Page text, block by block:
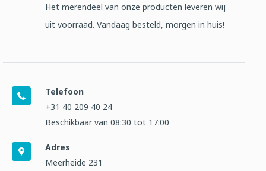
Het merendeel van onze producten leveren wij
uit voorraad. Vandaag besteld, morgen in huis!
Telefoon
+31 40 209 40 24
Beschikbaar van 08:30 tot 17:00
Adres
Meerheide 231